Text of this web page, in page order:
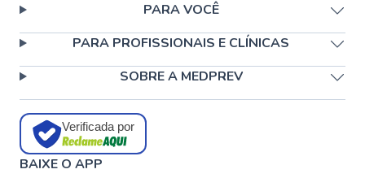
PARA VOCÊ
PARA PROFISSIONAIS E CLÍNICAS
SOBRE A MEDPREV
Verificada por
BAIXE O APP